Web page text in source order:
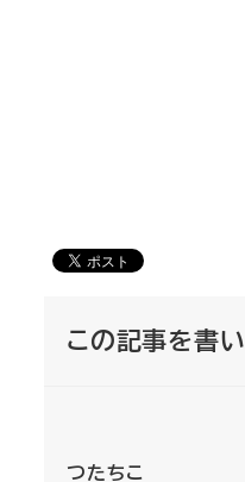
この記事を書
つたちこ